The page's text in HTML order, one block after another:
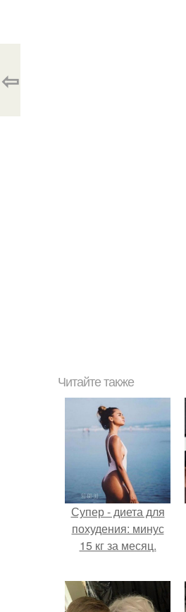
⇦
Читайте также
Супер - диета для
похудения: минус
15 кг за месяц.